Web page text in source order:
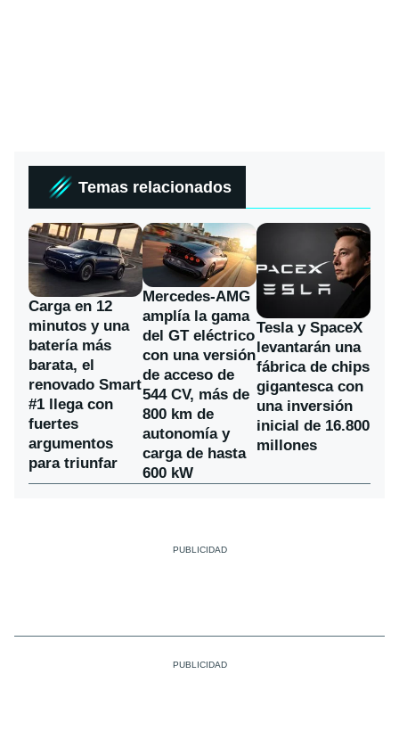
Temas relacionados
Carga en 12
minutos y una
batería más
barata, el
renovado Smart
#1 llega con
fuertes
argumentos
para triunfar
Mercedes-AMG
amplía la gama
del GT eléctrico
con una versión
de acceso de
544 CV, más de
800 km de
autonomía y
carga de hasta
600 kW
Tesla y SpaceX
levantarán una
fábrica de chips
gigantesca con
una inversión
inicial de 16.800
millones